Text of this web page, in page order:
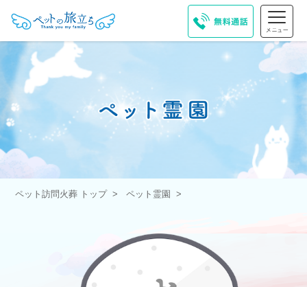
ペット訪問火葬 トップ ペット霊園